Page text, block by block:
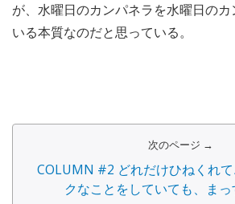
が、水曜日のカンパネラを水曜日の
いる本質なのだと思っている。
次のページ →
COLUMN #2 どれだけひねくれ
クなことをしていても、まっ